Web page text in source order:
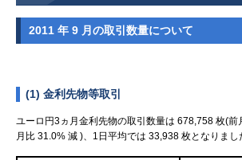
2011 年 9 月の取引数量について
(1) 金利先物等取引
ユーロ円3ヵ月金利先物の取引数量は 678,758 枚(前
月比 31.0% 減 )、1日平均では 33,938 枚となりまし